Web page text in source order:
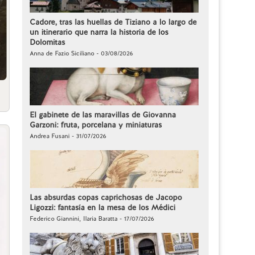
Cadore, tras las huellas de Tiziano a lo largo de
un itinerario que narra la historia de los
Dolomitas
Anna de Fazio Siciliano - 03/08/2026
El gabinete de las maravillas de Giovanna
Garzoni: fruta, porcelana y miniaturas
Andrea Fusani - 31/07/2026
Las absurdas copas caprichosas de Jacopo
Ligozzi: fantasía en la mesa de los Médici
Federico Giannini, Ilaria Baratta - 17/07/2026